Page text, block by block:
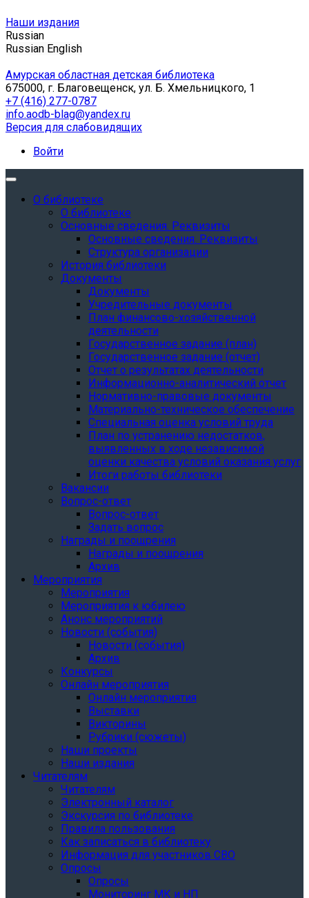
Наши издания
Russian
Russian English
Амурская областная детская библиотека
675000, г. Благовещенск, ул. Б. Хмельницкого, 1
+7 (416) 277-0787
info.aodb-blag@yandex.ru
Версия для слабовидящих
Войти
О библиотеке
О библиотеке
Основные сведения. Реквизиты
Основные сведения. Реквизиты
Структура организации
История библиотеки
Документы
Документы
Учредительные документы
План финансово-хозяйственной
деятельности
Государственное задание (план)
Государственное задание (отчет)
Отчет о результатах деятельности
Информационно-аналитический отчет
Нормативно-правовые документы
Материально-техническое обеспечение
Специальная оценка условий труда
План по устранению недостатков,
выявленных в ходе независимой
оценки качества условий оказания услуг
Итоги работы библиотеки
Вакансии
Вопрос-ответ
Вопрос-ответ
Задать вопрос
Награды и поощрения
Награды и поощрения
Архив
Мероприятия
Мероприятия
Мероприятия к юбилею
Анонс мероприятий
Новости (события)
Новости (события)
Архив
Конкурсы
Онлайн мероприятия
Онлайн мероприятия
Выставки
Викторины
Рубрики (сюжеты)
Наши проекты
Наши издания
Читателям
Читателям
Электронный каталог
Экскурсия по библиотеке
Правила пользования
Как записаться в библиотеку
Информация для участников СВО
Опросы
Опросы
Мониторинг МК и НП